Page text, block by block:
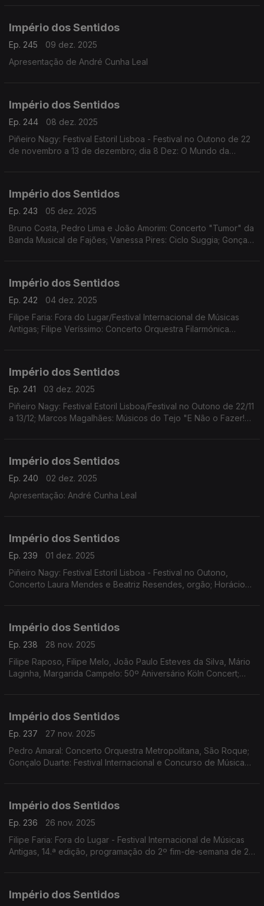
Império dos Sentidos
Ep. 245
09 dez. 2025
Apresentação de André Cunha Leal
Império dos Sentidos
Ep. 244
08 dez. 2025
Piñeiro Nagy: Festival Estoril Lisboa - Festival no Outono de 22
de novembro a 13 de dezembro; dia 8 Dez: O Mundo da
Império dos Sentidos
Ep. 243
05 dez. 2025
Bruno Costa, Pedro Lima e João Amorim: Concerto "Tumor" da
Banda Musical de Fajões; Vanessa Pires: Ciclo Suggia; Gonçalo
Império dos Sentidos
Ep. 242
04 dez. 2025
Filipe Faria: Fora do Lugar/Festival Internacional de Músicas
Antigas; Filipe Veríssimo: Concerto Orquestra Filarmónica
Império dos Sentidos
Ep. 241
03 dez. 2025
Piñeiro Nagy: Festival Estoril Lisboa/Festival no Outono de 22/11
a 13/12; Marcos Magalhães: Músicos do Tejo "E Não o Fazer!
Império dos Sentidos
Ep. 240
02 dez. 2025
Apresentação: André Cunha Leal
Império dos Sentidos
Ep. 239
01 dez. 2025
Piñeiro Nagy: Festival Estoril Lisboa - Festival no Outono,
Concerto Laura Mendes e Beatriz Resendes, orgão; Horácio
Império dos Sentidos
Ep. 238
28 nov. 2025
Filipe Raposo, Filipe Melo, João Paulo Esteves da Silva, Mário
Laginha, Margarida Campelo: 50º Aniversário Köln Concert;
Império dos Sentidos
Ep. 237
27 nov. 2025
Pedro Amaral: Concerto Orquestra Metropolitana, São Roque;
Gonçalo Duarte: Festival Internacional e Concurso de Música
Império dos Sentidos
Ep. 236
26 nov. 2025
Filipe Faria: Fora do Lugar - Festival Internacional de Músicas
Antigas, 14.ª edição, programação do 2º fim-de-semana de 27
Império dos Sentidos